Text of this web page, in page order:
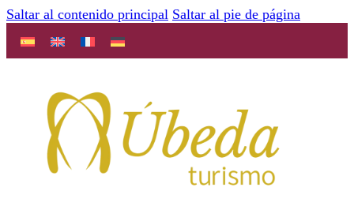
Saltar al contenido principal Saltar al pie de página